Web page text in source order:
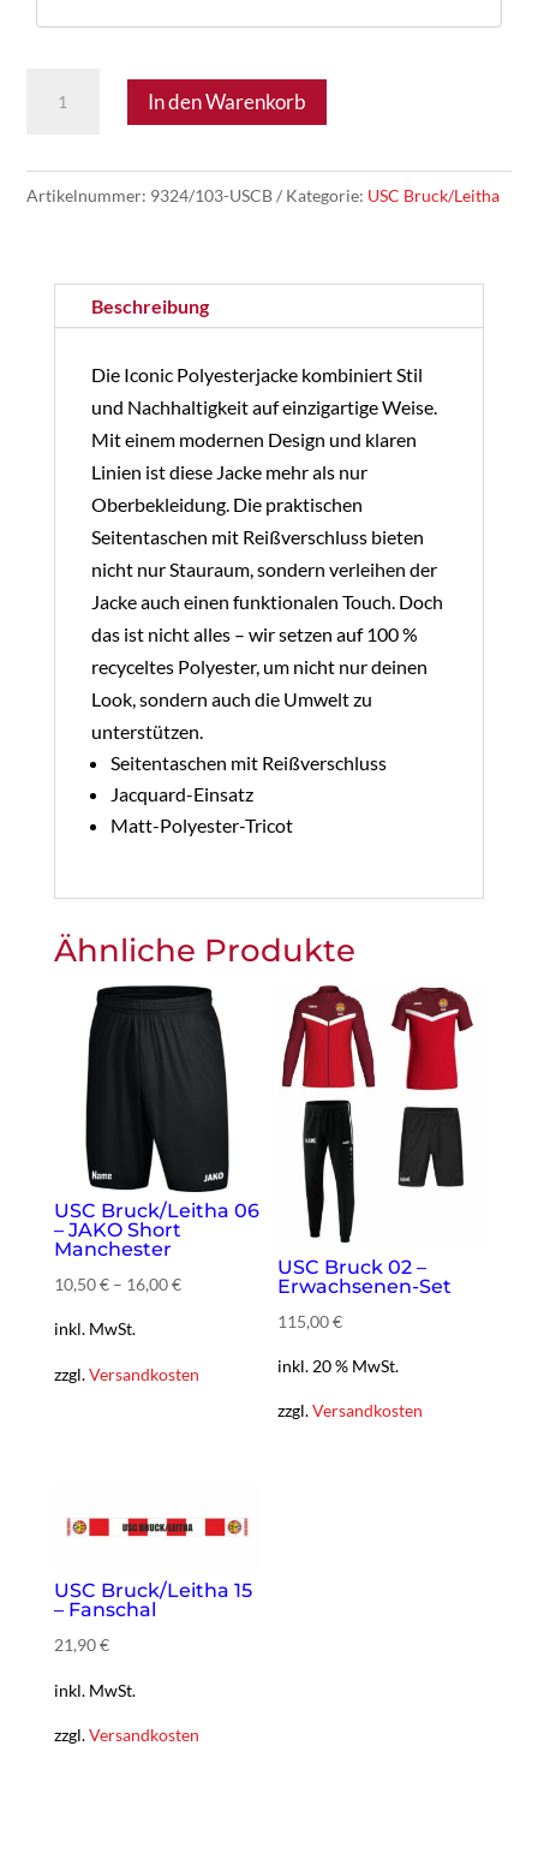
Iconic
In den Warenkorb
Artikelnummer: 9324/103-USCB Kategorie: USC Bruck/Leitha
Beschreibung
Die Iconic Polyesterjacke kombiniert Stil
und Nachhaltigkeit auf einzigartige Weise.
Mit einem modernen Design und klaren
Linien ist diese Jacke mehr als nur
Oberbekleidung. Die praktischen
Seitentaschen mit Reißverschluss bieten
nicht nur Stauraum, sondern verleihen der
Jacke auch einen funktionalen Touch. Doch
das ist nicht alles – wir setzen auf 100 %
recyceltes Polyester, um nicht nur deinen
Look, sondern auch die Umwelt zu
unterstützen.
Seitentaschen mit Reißverschluss
Jacquard-Einsatz
Matt-Polyester-Tricot
Ähnliche Produkte
USC Bruck/Leitha 06
– JAKO Short
Manchester
10,50€– 16,00€
inkl. MwSt.
zzgl.Versandkosten
USC Bruck 02 –
Erwachsenen-Set
115,00 €
inkl. 20 % MwSt.
zzgl.Versandkosten
USC Bruck/Leitha 15
– Fanschal
21,90€
inkl. MwSt.
zzgl.Versandkosten